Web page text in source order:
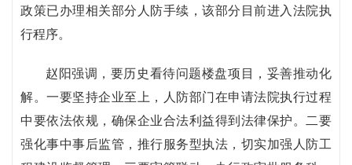
政策已办理相关部分人防手续，该部分目前进入法院执
行程序。
赵阳强调，要历史看待问题楼盘项目，妥善推动化
解。一要坚持企业至上，人防部门在申请法院执行过程
中要依法依规，确保企业合法利益得到法律保护。二要
强化事中事后监管，推行服务型执法，切实加强人防工